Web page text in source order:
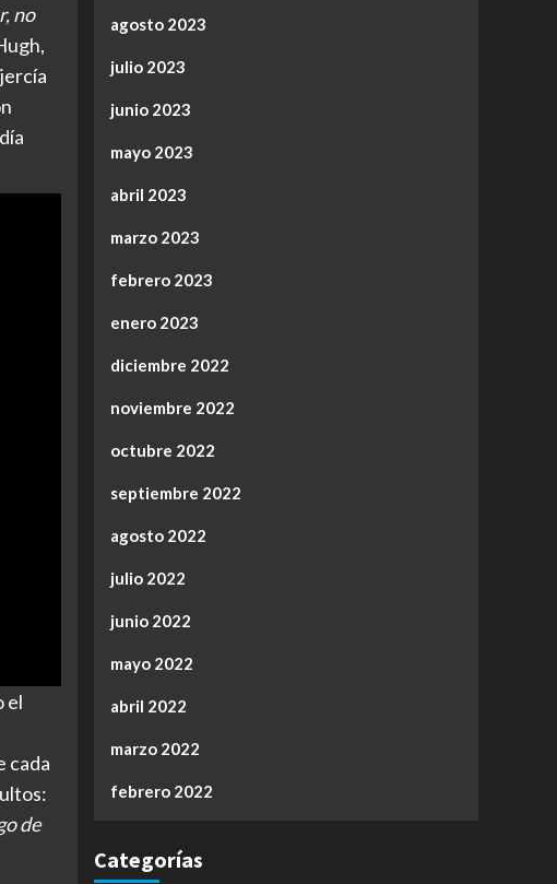
no
el
cada
de
agosto 2023
julio 2023
junio 2023
mayo 2023
abril 2023
marzo 2023
febrero 2023
enero 2023
diciembre 2022
noviembre 2022
octubre 2022
septiembre 2022
agosto 2022
julio 2022
junio 2022
mayo 2022
abril 2022
marzo 2022
febrero 2022
Categorías